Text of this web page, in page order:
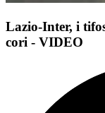
Lazio-Inter, i
cori - VIDEO